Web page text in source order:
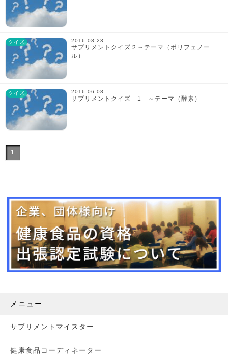
クイズ 2016.08.23
サプリメントクイズ２～テーマ（ポリフェノー
ル）
クイズ 2016.06.08
サプリメントクイズ 1 ～テーマ（酵素）
1
メニュー
サプリメントマイスター
健康食品コーディネーター